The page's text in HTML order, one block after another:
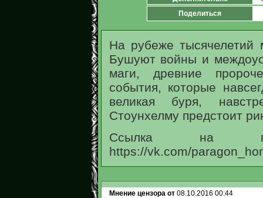
Поделиться
На рубеже
Бушуют войны и
маги, древние
события, которые
великая буря,
Стоунхелму предстоит
Ссылка на
https://vk.com/
Мнение цензора от08.10.2016 00:44